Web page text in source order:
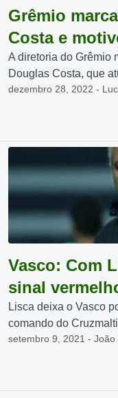
Grêmio
Costa e
A diretoria do Grêmio
Douglas Costa, que
dezembro 28, 2022 -
Vasco: Com
sinal
Lisca deixa o Vasco
comando do
setembro 9, 2021 - João